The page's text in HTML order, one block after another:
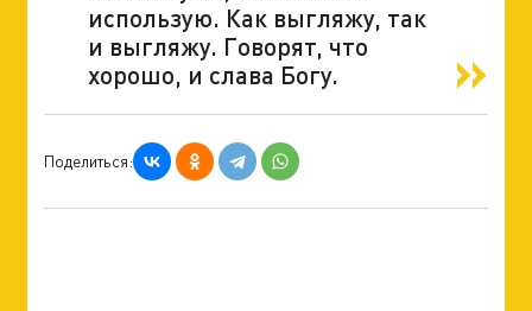
использую. Как выгляжу, так
и выгляжу. Говорят, что
хорошо, и слава Богу.
Поделиться: